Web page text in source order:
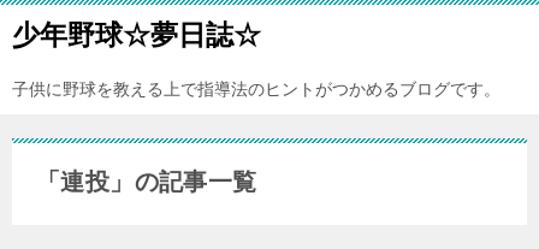
少年野球☆夢日誌☆
子供に野球を教える上で指導法のヒントがつかめるブログです。
「連投」の記事一覧